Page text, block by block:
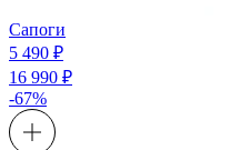
Сапоги
5 490 ₽
16 990 ₽
-67%